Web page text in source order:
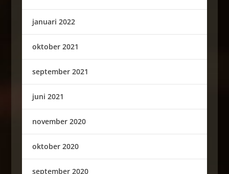
januari 2022
oktober 2021
september 2021
juni 2021
november 2020
oktober 2020
september 2020